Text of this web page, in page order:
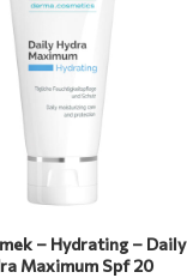
– Hydrating – Daily
Maximum Spf 20